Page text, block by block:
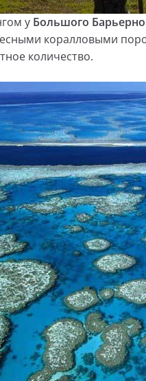
у Большого
коралловыми
количество.